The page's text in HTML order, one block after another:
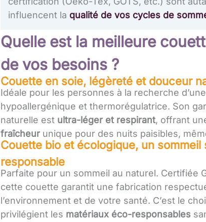
influencent la qualité de vos cycles de
Quelle est la meilleure
de vos besoins ?
Couette en soie, légèreté et douceur
Idéale pour les personnes à la recherche
hypoallergénique et thermorégulatrice. Son
naturelle est ultra-léger et respirant, offrant
fraîcheurunique pour des nuits paisibles,
Couette bio et écologique, un sommeil
responsable
Parfaite pour un sommeil au naturel. Certifiée
cette couette garantit une fabrication
l’environnement et de votre santé. C’est le
privilégient les matériaux éco-responsables